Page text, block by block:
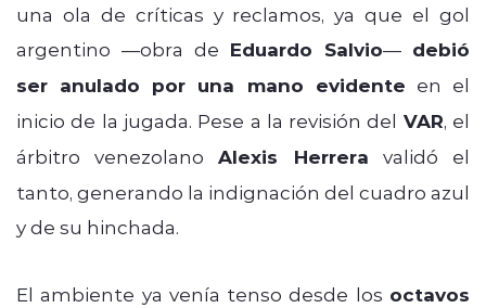
una ola de críticas y reclamos, ya que el gol
argentino —obra de Eduardo Salvio— debió
ser anulado por una mano evidente en el
inicio de la jugada. Pese a la revisión del VAR, el
árbitro venezolanoAlexis Herrera validó el
tanto, generando la indignación del cuadro azul
y de su hinchada.
El ambiente ya venía tenso desde los octavos